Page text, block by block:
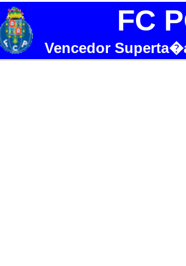
FC
Vencedor